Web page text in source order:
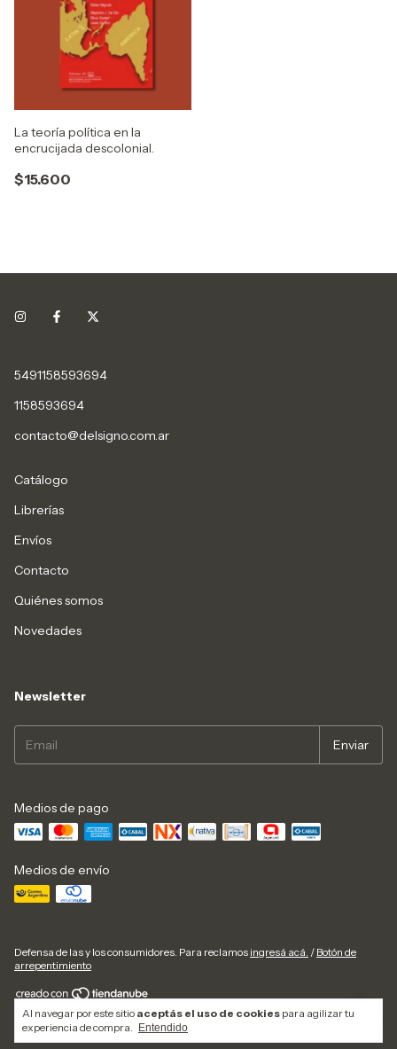
Al navegar por este sitio aceptás el uso de cookies para agilizar tu
experiencia de compra.
Entendido
La teoría política en la
encrucijada descolonial.
$15.600
5491158593694
1158593694
contacto@delsigno.com.ar
Catálogo
Librerías
Envíos
Contacto
Quiénes somos
Novedades
Newsletter
Medios de pago
Medios de envío
Defensa de las y los consumidores. Para reclamos ingresá acá. / Botón de
arrepentimiento
Copyright Ediciones del Signo - 2026. Todos los derechos reservados.